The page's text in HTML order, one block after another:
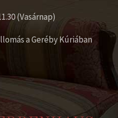
(Vasárnap)
a Geréby Kúriában